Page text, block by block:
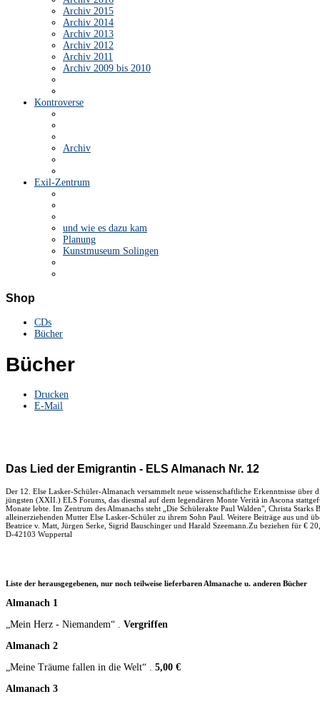
Archiv 2015
Archiv 2014
Archiv 2013
Archiv 2012
Archiv 2011
Archiv 2009 bis 2010
Kontroverse
Archiv
Exil-Zentrum
und wie es dazu kam
Planung
Kunstmuseum Solingen
Shop
CDs
Bücher
Bücher
Drucken
E-Mail
Das Lied der Emigrantin - ELS Almanach Nr. 12
Der 12. Else Lasker-Schüler-Almanach versammelt neue wissenschaftliche Erkenntnisse über
jüngsten (XXII.) ELS Forums, das diesmal auf dem legendären Monte Verità in Ascona
Monate lebte. Im Zentrum des Almanachs steht „Die Schülerakte Paul Walden", Christa Starks
alleinerziehenden Mutter Else Lasker-Schüler zu ihrem Sohn Paul. Weitere Beiträge aus und
Beatrice v. Matt, Jürgen Serke, Sigrid Bauschinger und Harald Szeemann.Zu beziehen für €
D-42103 Wuppertal
Liste der herausgegebenen, nur noch teilweise lieferbaren Almanache u. anderen Bücher
Almanach 1
„Mein Herz - Niemandem“ . Vergriffen
Almanach 2
„Meine Träume fallen in die Welt“ . 5,00 €
Almanach 3